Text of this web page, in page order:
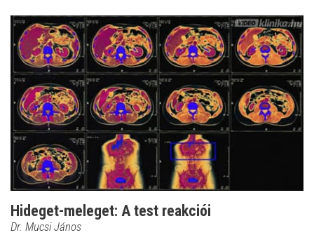
Hideget-meleget: A test reakciói
Dr. Mucsi János